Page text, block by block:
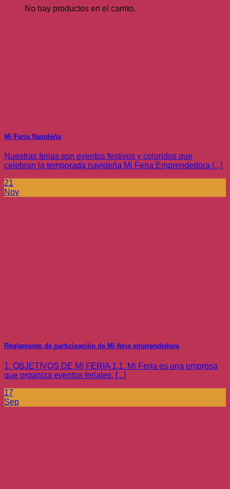
No hay productos en el carrito.
Mi Feria Navideña
Nuestras ferias son eventos festivos y coloridos que
celebran la temporada navideña Mi Feria Emprendedora [...]
21
Nov
Reglamento de participación de Mi feria emprendedora
1. OBJETIVOS DE MI FERIA 1.1. Mi Feria es una empresa
que organiza eventos feriales, [...]
17
Sep